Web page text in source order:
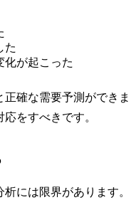
た
化が起こった
確な需要予測ができま
をすべきです。
には限界があります。